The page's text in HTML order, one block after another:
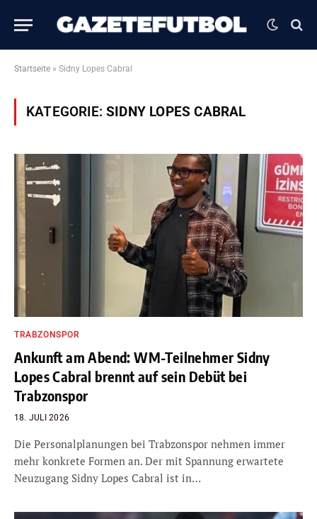
Startseite » Sidny Lopes Cabral
KATEGORIE:SIDNY LOPES CABRAL
TRABZONSPOR
Ankunft am Abend: WM-Teilnehmer Sidny
Lopes Cabral brennt auf sein Debüt bei
Trabzonspor
18. JULI 2026
Die Personalplanungen bei Trabzonspor nehmen immer
mehr konkrete Formen an. Der mit Spannung erwartete
Neuzugang Sidny Lopes Cabral ist in…